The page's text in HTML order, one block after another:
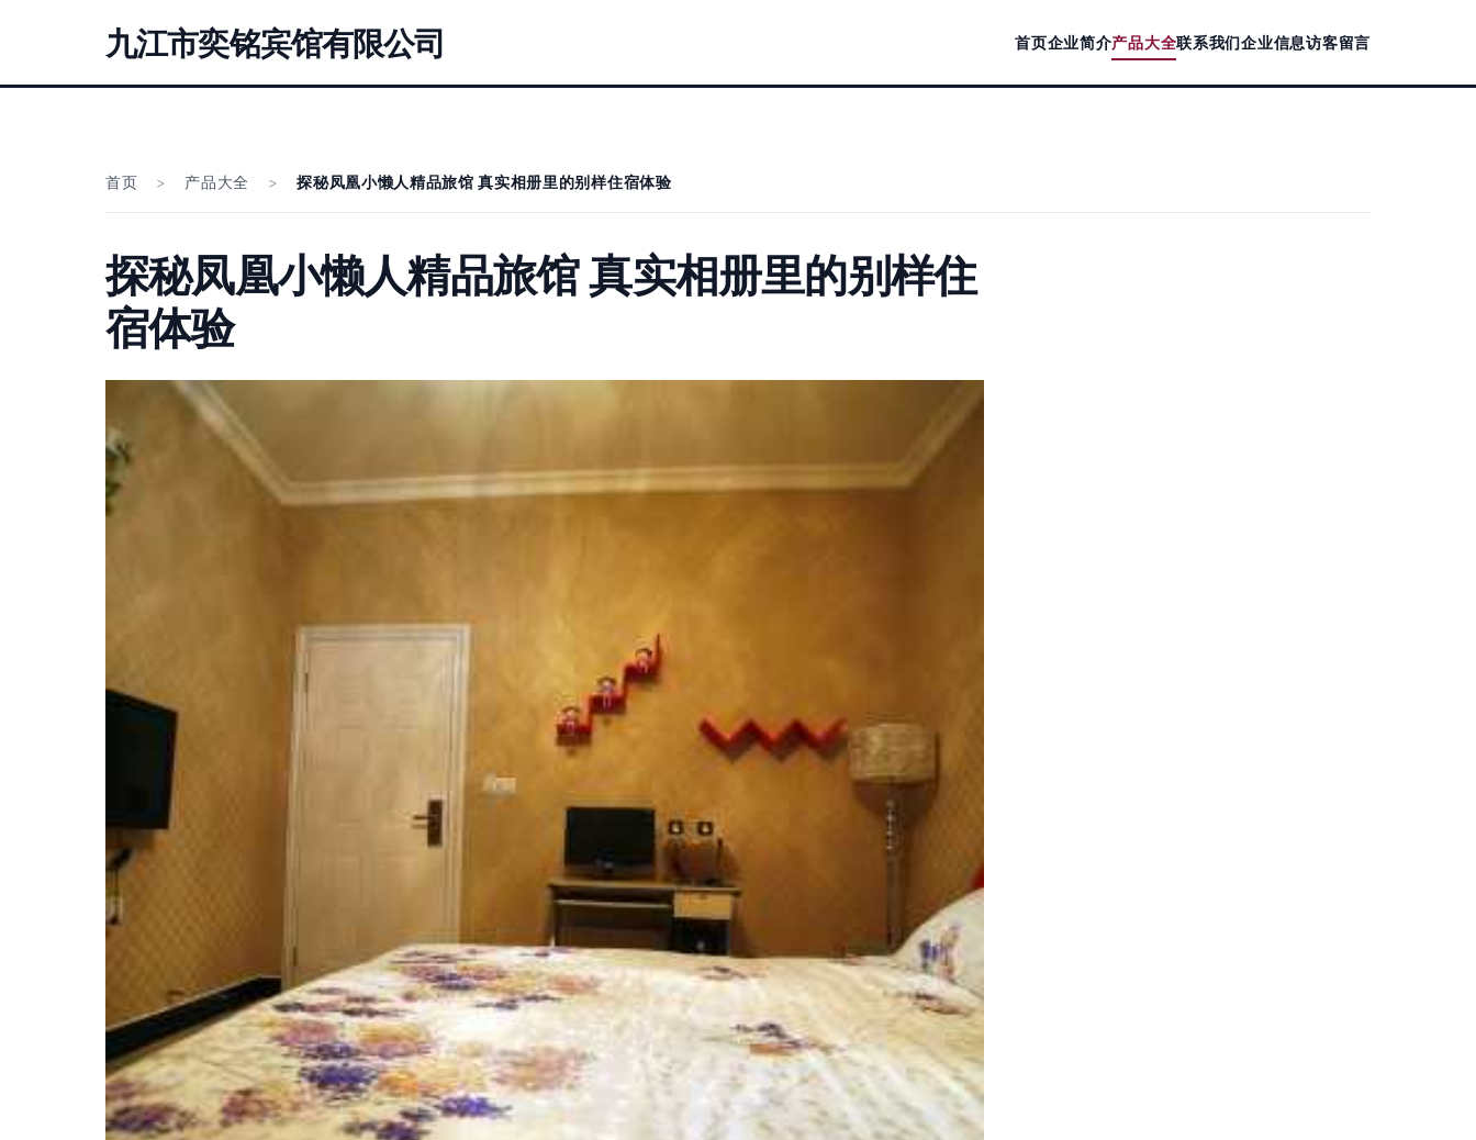
九江市奕铭宾馆有限公司 首页企业简介产品大全联系我们企业信息访客留言
首页 > 产品大全 > 探秘凤凰小懒人精品旅馆 真实相册里的别样住宿体验
探秘凤凰小懒人精品旅馆 真实相册里的别样住
宿体验